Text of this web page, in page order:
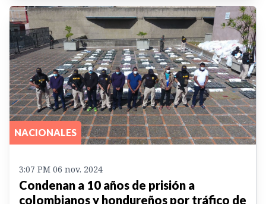
NACIONALES
3:07 PM 06 nov. 2024
Condenan a 10 años de prisión a
colombianos y hondureños por tráfico de